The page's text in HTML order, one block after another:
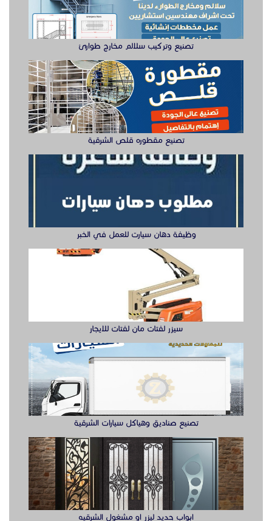
وظيفة دهان سيارت للعمل في الخبر
تصنيع صناديق وهياكل سيارات الشرقية
ابواب حديد ليزر او مشغول الشرقيه